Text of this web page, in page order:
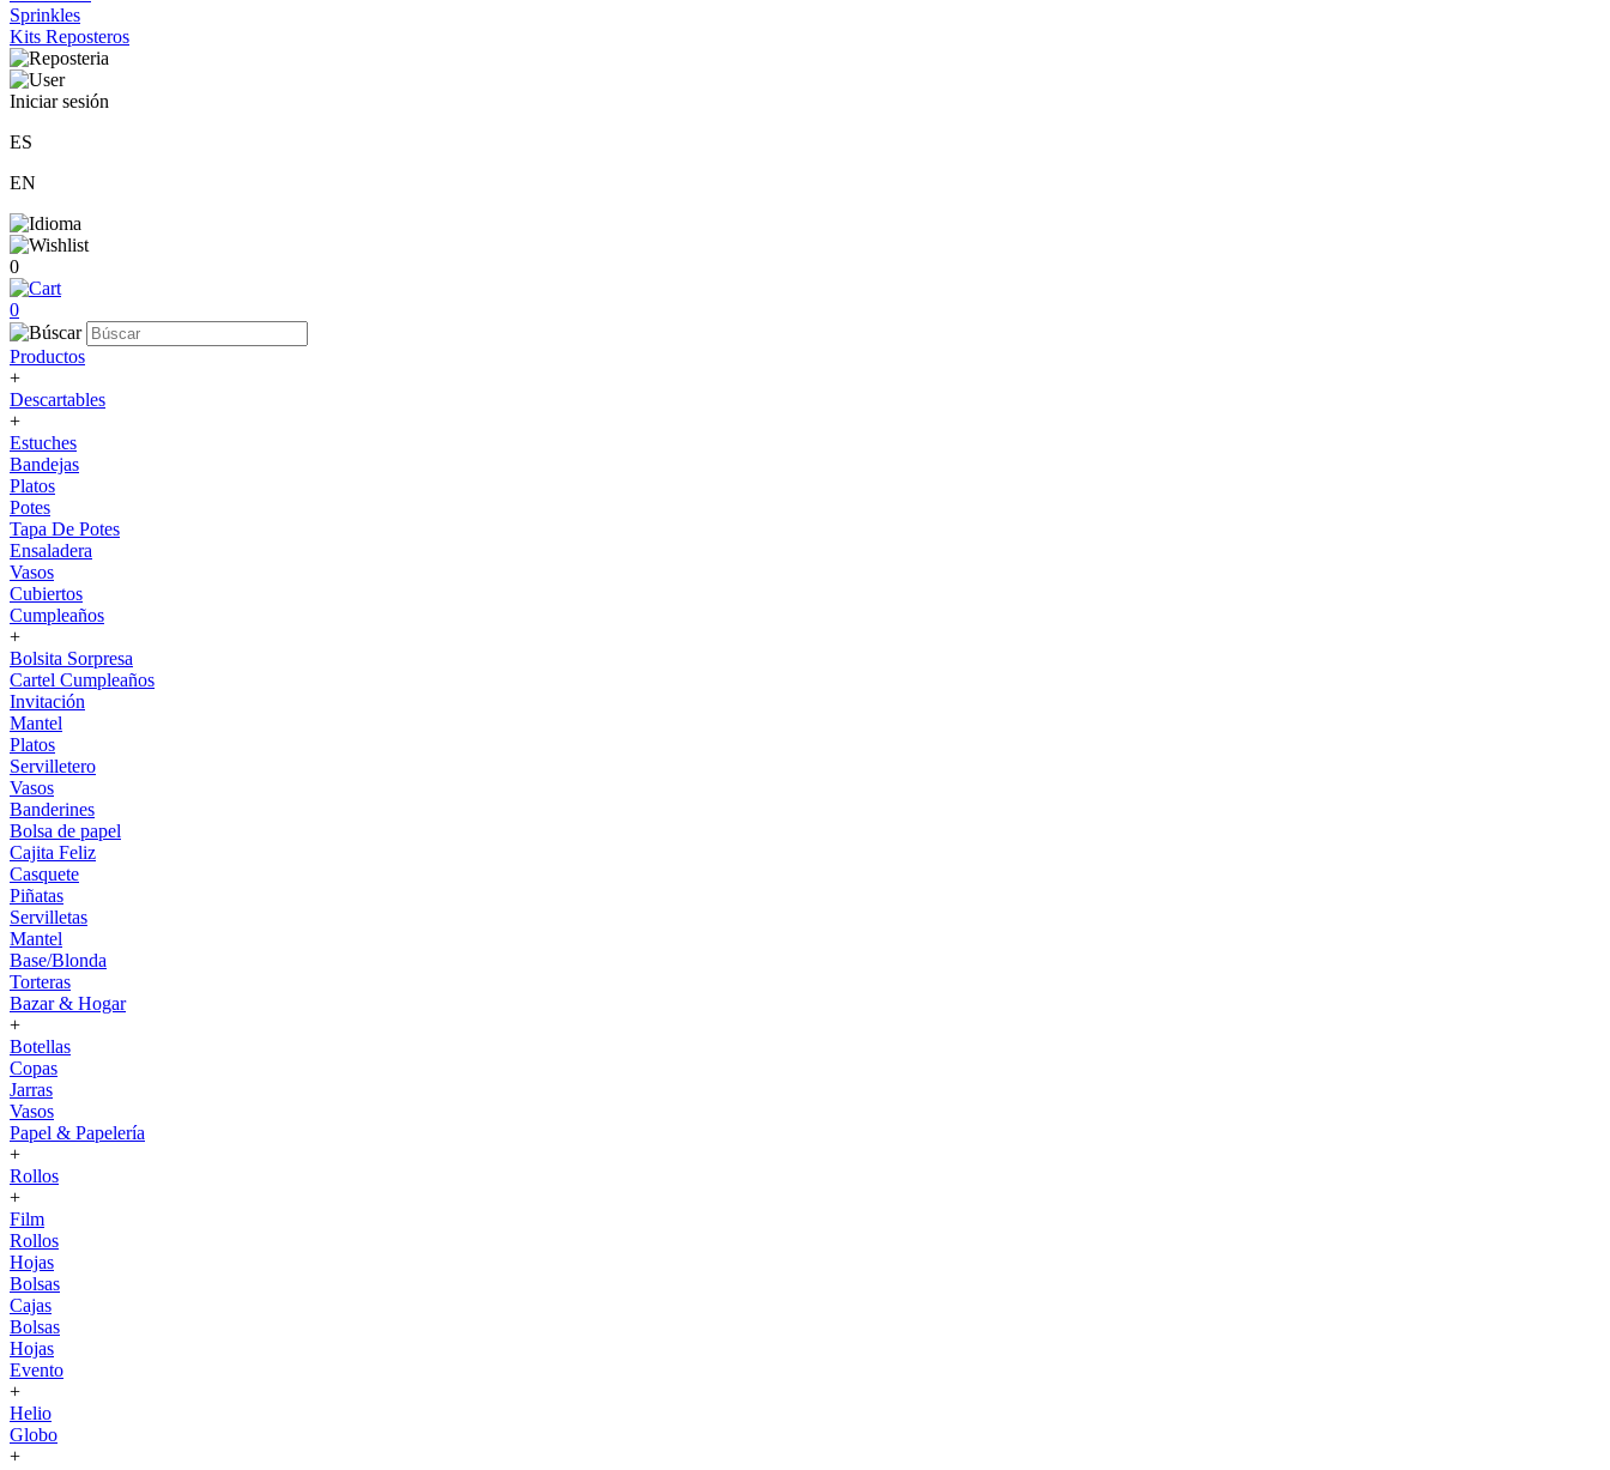
Sprinkles
Kits Reposteros
Iniciar sesión
ES
EN
0
0
Productos
+
Descartables
+
Estuches
Bandejas
Platos
Potes
Tapa De Potes
Ensaladera
Vasos
Cubiertos
Cumpleaños
+
Bolsita Sorpresa
Cartel Cumpleaños
Invitación
Mantel
Platos
Servilletero
Vasos
Banderines
Bolsa de papel
Cajita Feliz
Casquete
Piñatas
Servilletas
Mantel
Base/Blonda
Torteras
Bazar & Hogar
+
Botellas
Copas
Jarras
Vasos
Papel & Papelería
+
Rollos
+
Film
Rollos
Hojas
Bolsas
Cajas
Bolsas
Hojas
Evento
+
Helio
Globo
+